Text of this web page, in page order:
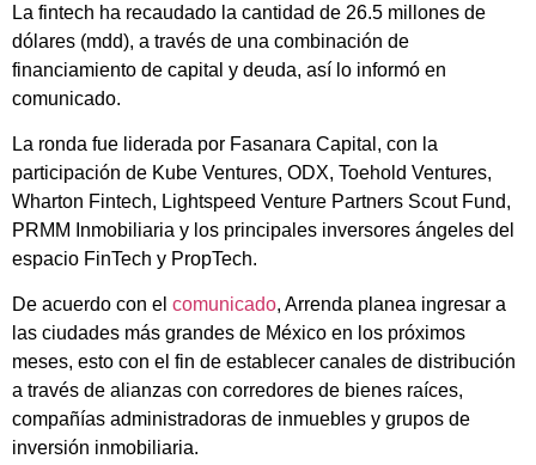
La fintech ha recaudado la cantidad de 26.5 millones de
dólares (mdd), a través de una combinación de
financiamiento de capital y deuda, así lo informó en
comunicado.
La ronda fue liderada por Fasanara Capital, con la
participación de Kube Ventures, ODX, Toehold Ventures,
Wharton Fintech, Lightspeed Venture Partners Scout Fund,
PRMM Inmobiliaria y los principales inversores ángeles del
espacio FinTech y PropTech.
De acuerdo con el comunicado, Arrenda planea ingresar a
las ciudades más grandes de México en los próximos
meses, esto con el fin de establecer canales de distribución
a través de alianzas con corredores de bienes raíces,
compañías administradoras de inmuebles y grupos de
inversión inmobiliaria.